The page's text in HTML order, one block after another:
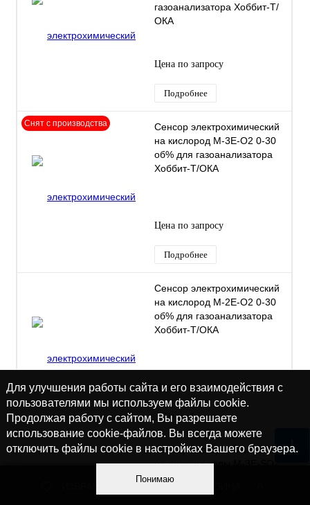
газоанализатора Хоббит-Т/
ОКА
Цена по запросу
Подробнее
Снят с производства
Сенсор электрохимический
на кислород M-3Е-O2 0-30
об% для газоанализатора
Хоббит-Т/ОКА
Цена по запросу
Подробнее
Сенсор электрохимический
на кислород M-2Е-O2 0-30
об% для газоанализатора
Хоббит-Т/ОКА
Цена по запросу
Подробнее
Сенсор электрохимический
на диоксид серы M-3Е-SO2
0-40 ppm для
Для улучшения работы сайта и его взаимодействия с
пользователями мы используем файлы cookie.
Продолжая работу с сайтом, Вы разрешаете
использование cookie-файлов. Вы всегда можете
отключить файлы cookie в настройках Вашего браузера.
Понимаю